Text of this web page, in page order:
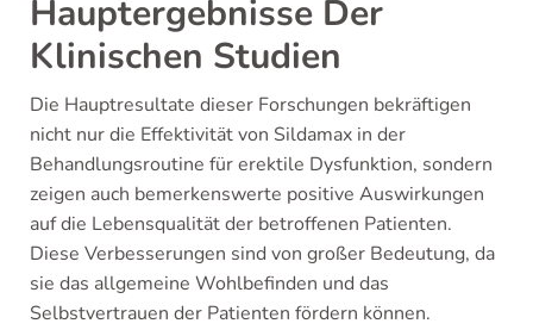
Hauptergebnisse Der
Klinischen Studien
Die Hauptresultate dieser Forschungen bekräftigen
nicht nur die Effektivität von Sildamax in der
Behandlungsroutine für erektile Dysfunktion, sondern
zeigen auch bemerkenswerte positive Auswirkungen
auf die Lebensqualität der betroffenen Patienten.
Diese Verbesserungen sind von großer Bedeutung, da
sie das allgemeine Wohlbefinden und das
Selbstvertrauen der Patienten fördern können.